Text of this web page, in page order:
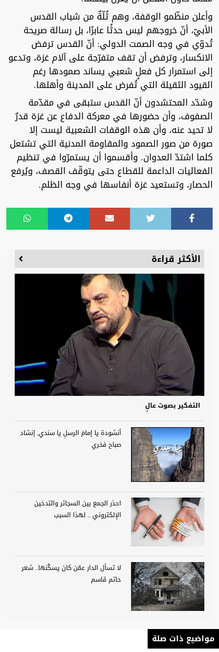
وأعلن منظّمو الوقفة، وهم ثُلّةٌ من شباب القدس
الأبيّ، أنّ خروجهم ليس حدثًا عابرًا، بل رسالة صريحة
تُدوّي في وجه الصمت الدولي: أنّ القدس ترفض
الانكسار، وترفض أن تقف متفرّجة على آلام غزة، وتدعو
إلى استمرار كل فعلٍ شعبي يساند صمودها رغم
القيود الثقيلة التي تُفرض على المدينة وأهلها.
وشدّد المحتشدون أنّ القدس ستبقى في مقدّمة
الصفوف، وأن حضورها في معركة الدفاع عن غزة قدرٌ
لا تحيد عنه، وأن هذه الوقفات الشعبية ليست إلا
صورة من صور الصمود والمقاومة المدنية التي تشتعل
كلما اشتدّ العدوان. وأقسموا أن يستمرّوا في تنظيم
الفعاليات الداعمة للقطاع حتى يتوقّف القصف، ويُرفع
الحصار، وتستعيد غزة أنفاسها في وجه الظلم.
الأكثر قراءة
التفكير بصوت عالٍ
أنشودة يا إمامَ الرسلِ يا سندي, إنشاد
صباح فخري
احذر الجمع بين السجائر والتدخين
الإلكتروني .. لهذا السبب
لا تسأل الدار عمّن كان يسكُنها.. شعر
حاتم قاسم
مواضيع ذات صلة